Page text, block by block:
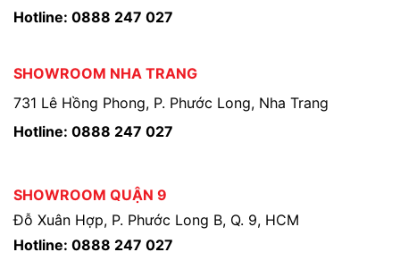
Hotline: 0888 247 027
SHOWROOM NHA TRANG
731 Lê Hồng Phong, P. Phước Long, Nha Trang
Hotline: 0888 247 027
SHOWROOM QUẬN 9
Đỗ Xuân Hợp, P. Phước Long B, Q. 9, HCM
Hotline: 0888 247 027